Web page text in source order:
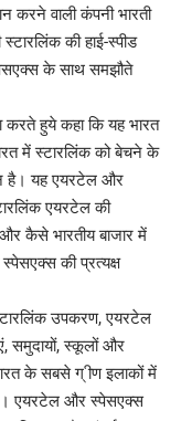
करने वाली कंपनी भारती
की हाई-स्पीड
के साथ समझौते
करते हुये कहा कि यह भारत
में स्टारलिंक को बेचने के
है। यह एयरटेल और
एयरटेल की
कैसे भारतीय बाजार में
की प्रत्यक्ष
उपकरण, एयरटेल
समुदायों, स्कूलों और
के सबसे ग् ीण इलाकों में
एयरटेल और स्पेसएक्स